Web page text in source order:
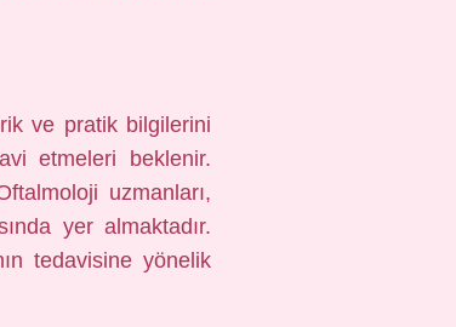
ve pratik bilgilerini
etmeleri beklenir.
uzmanları,
yer almaktadır.
tedavisine yönelik